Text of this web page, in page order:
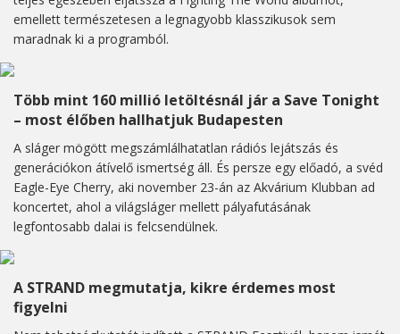
emellett természetesen a legnagyobb klasszikusok sem
maradnak ki a programból.
Több mint 160 millió letöltésnál jár a Save Tonight
– most élőben hallhatjuk Budapesten
A sláger mögött megszámlálhatatlan rádiós lejátszás és
generációkon átívelő ismertség áll. És persze egy előadó, a svéd
Eagle-Eye Cherry, aki november 23-án az Akvárium Klubban ad
koncertet, ahol a világsláger mellett pályafutásának
legfontosabb dalai is felcsendülnek.
A STRAND megmutatja, kikre érdemes most
figyelni